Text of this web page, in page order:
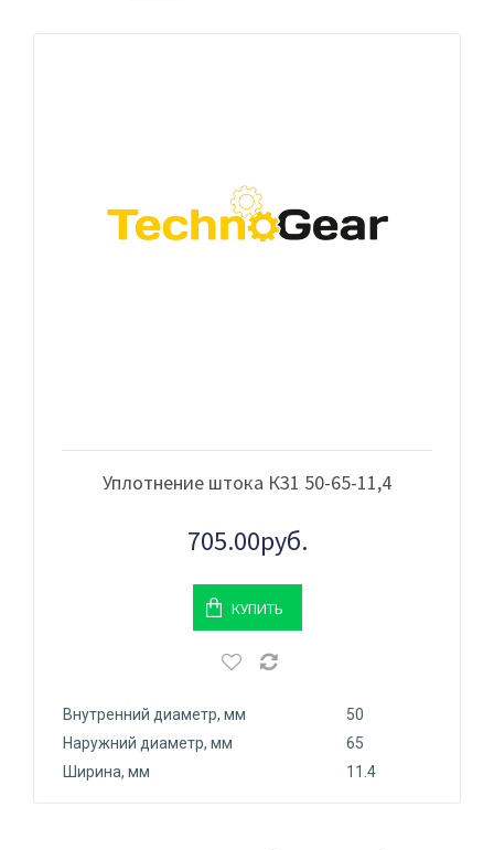
Уплотнение штока К31 50-65-11,4
705.00руб.
КУПИТЬ
Внутренний диаметр, мм
50
Наружний диаметр, мм
65
Ширина, мм
11.4